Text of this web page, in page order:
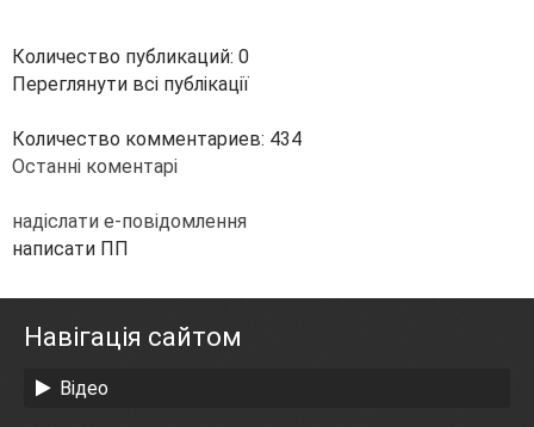
Количество публикаций: 0
Переглянути всі публікації
Количество комментариев: 434
Останні коментарі
надіслати е-повідомлення
написати ПП
Навігація сайтом
Відео